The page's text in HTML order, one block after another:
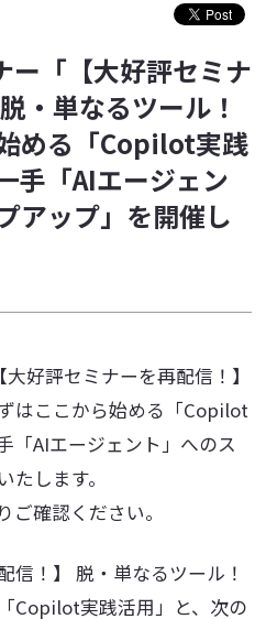
イバシーポリシー
表記
する方針
トに対する基本方針
ー「【大好評セミナ
・単なるツール！
める「Copilot実践
手「AIエージェン
アップ」を開催し
好評セミナーを再配信！】
はここから始める「Copilot
「AIエージェント」へのス
します。
確認ください。
信！】 脱・単なるツール！
Copilot実践活用」と、次の